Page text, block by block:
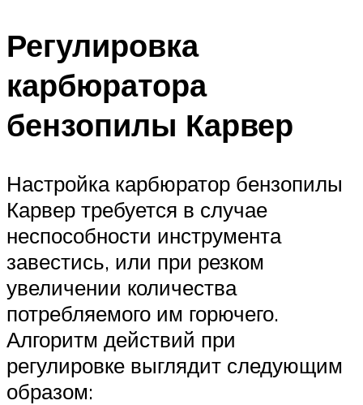
Регулировка
карбюратора
бензопилы Карвер
Настройка карбюратор бензопилы
Карвер требуется в случае
неспособности инструмента
завестись, или при резком
увеличении количества
потребляемого им горючего.
Алгоритм действий при
регулировке выглядит следующим
образом: